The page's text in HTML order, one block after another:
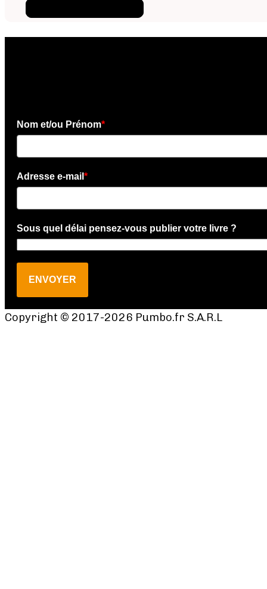
Nom et/ou Prénom*
Adresse e-mail *
Sous quel délai pensez-vous publier votre livre ?
ENVOYER
Copyright © 2017-2026 Pumbo.fr S.A.R.L